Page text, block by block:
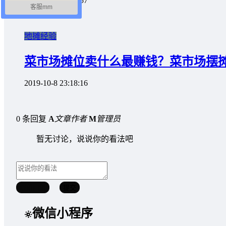
地摊经验
菜市场摊位卖什么最赚钱？菜市场摆
2019-10-8 23:18:16
0 条回复 A文章作者 M管理员
暂无讨论，说说你的看法吧
微信小程序
客服mm